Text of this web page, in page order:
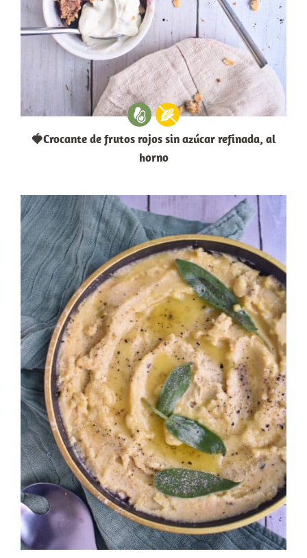
🍓Crocante de frutos rojos sin azúcar refinada, al
horno